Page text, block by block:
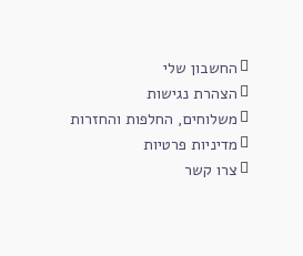
החשבון שלי
הצהרת נגישות
משלוחים, החלפות והחזרות
מדיניות פרטיות
צרו קשר